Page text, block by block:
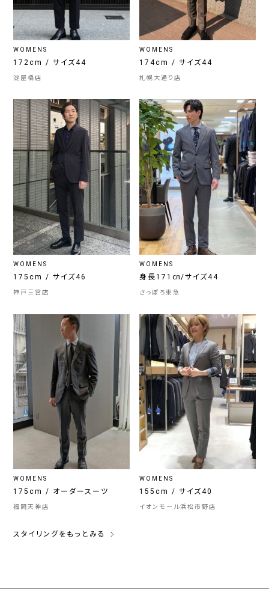
WOMENS
172cm / サイズ44
淀屋橋店
WOMENS
174cm / サイズ44
札幌大通り店
WOMENS
175cm / サイズ46
神戸三宮店
WOMENS
身長171㎝/サイズ44
さっぽろ東急
WOMENS
175cm / オーダースーツ
福岡天神店
WOMENS
155cm / サイズ40
イオンモール浜松市野店
スタイリングをもっとみる